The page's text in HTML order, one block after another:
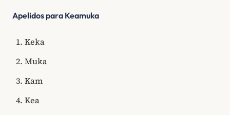
Apelidos para Keamuka
Keka
Muka
Kam
Kea